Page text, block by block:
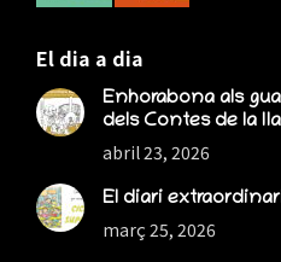
El dia a dia
Enhorabona als
dels Contes de la
abril 23, 2026
El diari
març 25, 2026